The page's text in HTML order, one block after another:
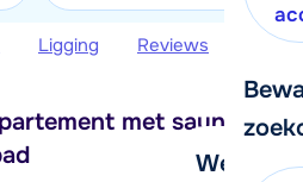
We
Ligging Reviews
met sauna en